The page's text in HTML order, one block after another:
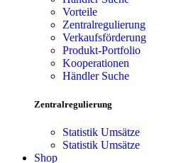
Vorteile
Zentralregulierung
Verkaufsförderung
Produkt-Portfolio
Kooperationen
Händler Suche
Zentralregulierung
Statistik Umsätze
Statistik Umsätze
Shop